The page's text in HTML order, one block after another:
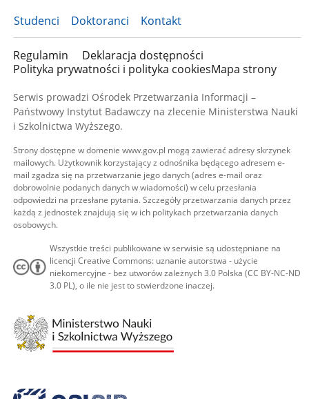
Studenci Doktoranci Kontakt
Regulamin
Deklaracja dostępności
Polityka prywatności i polityka cookiesMapa strony
Serwis prowadzi Ośrodek Przetwarzania Informacji –
Państwowy Instytut Badawczy na zlecenie Ministerstwa Nauki
i Szkolnictwa Wyższego.
Strony dostępne w domenie www.gov.pl mogą zawierać adresy skrzynek
mailowych. Użytkownik korzystający z odnośnika będącego adresem e-
mail zgadza się na przetwarzanie jego danych (adres e-mail oraz
dobrowolnie podanych danych w wiadomości) w celu przesłania
odpowiedzi na przesłane pytania. Szczegóły przetwarzania danych przez
każdą z jednostek znajdują się w ich politykach przetwarzania danych
osobowych.
Wszystkie treści publikowane w serwisie są udostępniane na
licencji Creative Commons: uznanie autorstwa - użycie
niekomercyjne - bez utworów zależnych 3.0 Polska (CC BY-NC-ND
3.0 PL), o ile nie jest to stwierdzone inaczej.